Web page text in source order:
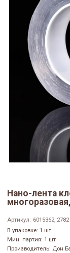
Нано-лента
Артикул: 6015362, 2782
В упаковке: 1 шт.
Мин. партия: 1 шт
Производитель: Дон